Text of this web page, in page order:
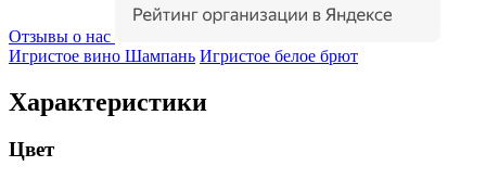
Отзывы о нас
Игристое вино Шампань Игристое белое брют
Характеристики
Цвет